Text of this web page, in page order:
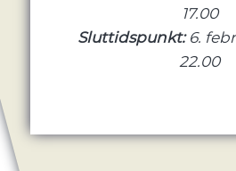
17.00
Sluttidspunkt: 6.
22.00